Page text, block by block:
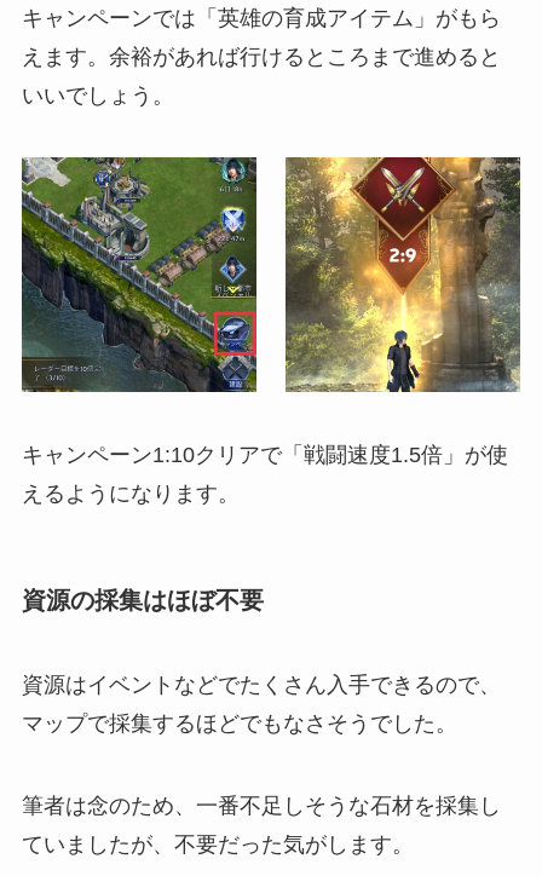
キャンペーンでは「英雄の育成アイテム」がもら
えます。余裕があれば行けるところまで進めると
いいでしょう。
キャンペーン1:10クリアで「戦闘速度1.5倍」が使
えるようになります。
資源の採集はほぼ不要
資源はイベントなどでたくさん入手できるので、
マップで採集するほどでもなさそうでした。
筆者は念のため、一番不足しそうな石材を採集し
ていましたが、不要だった気がします。